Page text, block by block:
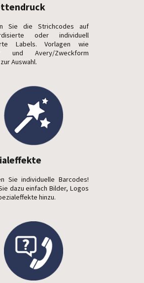
Sie die Strichcodes auf
oder individuell
Labels. Vorlagen wie
und Avery/Zweckform
Auswahl.
Sie individuelle Barcodes!
dazu einfach Bilder, Logos
hinzu.